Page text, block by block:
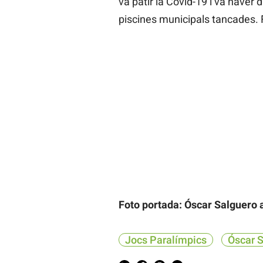
piscines municipals tancades.
Foto portada: Óscar Salguero
Jocs Paralímpics Óscar